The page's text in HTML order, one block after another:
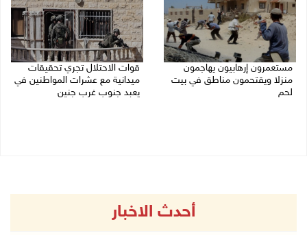
مستعمرون إرهابيون يهاجمون
منزلا ويقتحمون مناطق في بيت
لحم
قوات الاحتلال تجري تحقيقات
ميدانية مع عشرات المواطنين في
يعبد جنوب غرب جنين
أحدث الاخبار